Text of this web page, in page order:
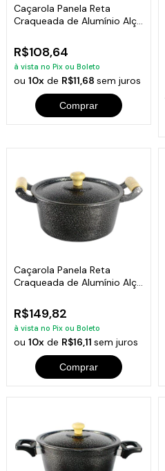
Caçarola Panela Reta
Craqueada de Alumínio Alça
R$108,64
à vista no Pix ou Boleto
ou10x de R$11,68sem juros
Comprar
Caçarola Panela Reta
Craqueada de Alumínio Alça
R$149,82
à vista no Pix ou Boleto
ou10x de R$16,11sem juros
Comprar